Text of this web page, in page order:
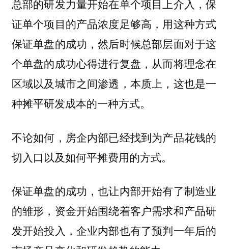
总部的研发力量开始在单个项目上介入，保
证单个项目的产品浓度足够高，用这种方式
保证单盘的成功，然后时候总部层面对于这
个单盘的成功心得进行复盘，从而将理念在
区域以及城市之间渗透，本质上，这也是一
种摊平研发成本的一种方式。
不论如何，房企内部已经找到为产品花钱的
切入口以及如何平摊费用的方式。
保证单盘的成功，也让内部开始有了制造业
的雏形，资金开始围绕着客户需求和产品研
发开始投入，企业内部也有了预判一年后的